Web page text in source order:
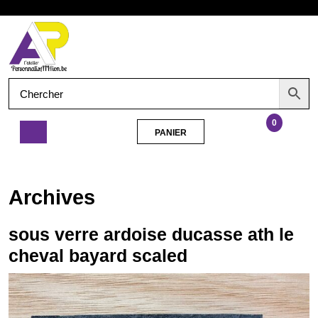
contenu
Ouvrir
le
menu
ducasse
le
cheval
bayard
scaled
0
PANIER
Archives
sous verre ardoise ducasse ath le
cheval bayard scaled